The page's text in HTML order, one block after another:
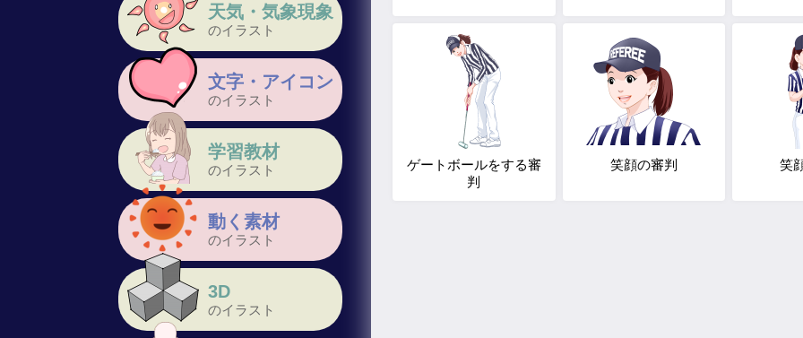
天気・気象現象
のイラスト
文字・アイコン
のイラスト
学習教材
のイラスト
動く素材
のイラスト
3D
のイラスト
ゲートボールをする審
判
笑顔の審判 笑